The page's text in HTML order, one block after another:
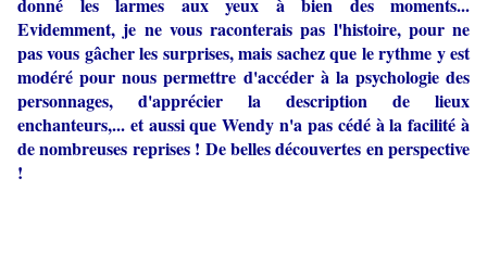
Evidemment, je ne vous raconterais pas l'histoire, pour ne
pas vous gâcher les surprises, mais sachez que le rythme y est
modéré pour nous permettre d'accéder à la psychologie des
personnages, d'apprécier la description de lieux
enchanteurs,... et aussi que Wendy n'a pas cédé à la facilité à
de nombreuses reprises ! De belles découvertes en perspective
!